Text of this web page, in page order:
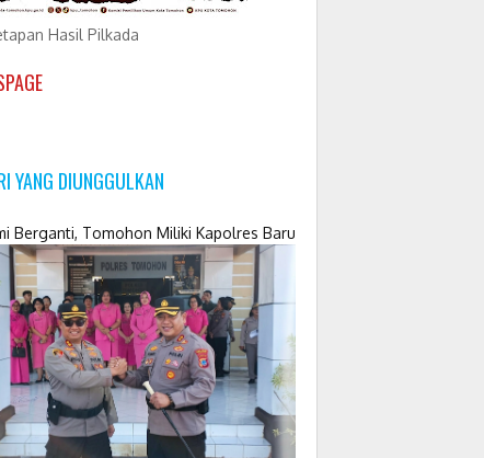
Hasil Pilkada
YANG DIUNGGULKAN
Berganti, Tomohon Miliki Kapolres Baru